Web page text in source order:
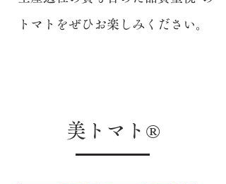
トマトをぜひお楽しみください。
美トマト®️